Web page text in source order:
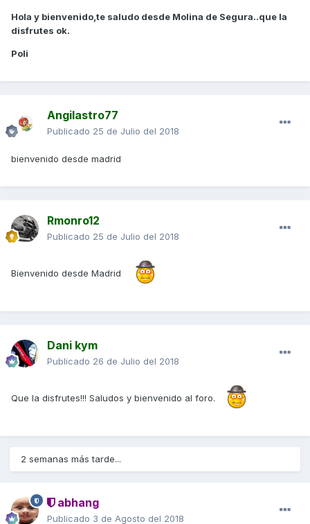
Hola y bienvenido,te saludo desde Molina de Segura..que la
disfrutes ok.
Poli
Angilastro77
Publicado 25 de Julio del 2018
bienvenido desde madrid
Rmonro12
Publicado 25 de Julio del 2018
Bienvenido desde Madrid
Dani kym
Publicado 26 de Julio del 2018
Que la disfrutes!!! Saludos y bienvenido al foro.
2 semanas más tarde...
abhang
Publicado 3 de Agosto del 2018